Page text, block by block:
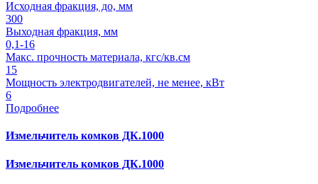
Исходная фракция, до, мм
300
Выходная фракция, мм
0,1-16
Макс. прочность материала, кгс/кв.см
15
Мощность электродвигателей, не менее, кВт
6
Подробнее
Измельчитель комков ДК.1000
Измельчитель комков ДК.1000